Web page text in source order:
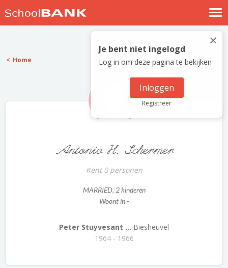
Nostalgische verhalen
Log in
Meld je gratis aan
×
Je bent niet ingelogd
Log in om deze pagina te bekijken
Inloggen
Registreer
Home
Antonio H. Schermer
Kent 0 personen
MARRIED, 2 kinderen
Woont in -
Peter Stuyvesant ... Biesheuvel
1964 - 1966